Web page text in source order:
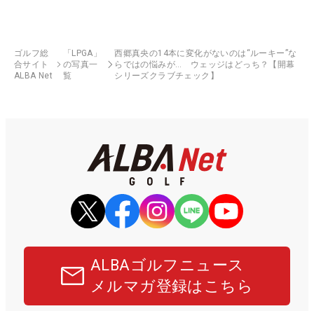
ゴルフ総
合サイト
ALBA Net
「LPGA」
の写真一
覧
西郷真央の14本に変化がないのは“ルーキー”な
らではの悩みが… ウェッジはどっち？【開幕
シリーズクラブチェック】
ALBAゴルフニュース
メルマガ登録はこちら